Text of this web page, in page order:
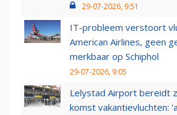
29-07-2026, 9:51
IT-probleem verstoort
American Airlines, geen
merkbaar op Schiphol
29-07-2026, 9:05
Lelystad Airport bereidt
komst vakantievluchten: